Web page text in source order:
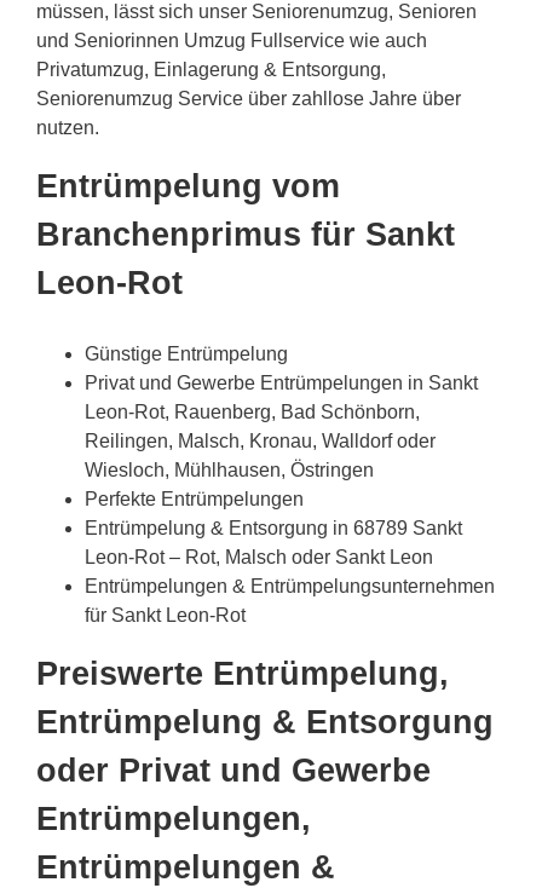
müssen, lässt sich unser Seniorenumzug, Senioren
und Seniorinnen Umzug Fullservice wie auch
Privatumzug, Einlagerung & Entsorgung,
Seniorenumzug Service über zahllose Jahre über
nutzen.
Entrümpelung vom
Branchenprimus für Sankt
Leon-Rot
Günstige Entrümpelung
Privat und Gewerbe Entrümpelungen in Sankt
Leon-Rot, Rauenberg, Bad Schönborn,
Reilingen, Malsch, Kronau, Walldorf oder
Wiesloch, Mühlhausen, Östringen
Perfekte Entrümpelungen
Entrümpelung & Entsorgung in 68789 Sankt
Leon-Rot – Rot, Malsch oder Sankt Leon
Entrümpelungen & Entrümpelungsunternehmen
für Sankt Leon-Rot
Preiswerte Entrümpelung,
Entrümpelung & Entsorgung
oder Privat und Gewerbe
Entrümpelungen,
Entrümpelungen &